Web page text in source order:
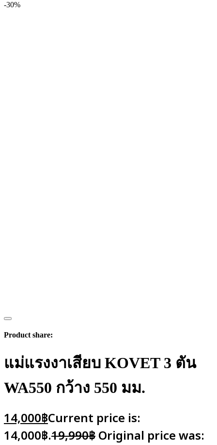
-30%
Product share:
แม่แรงงาเสียบ KOVET 3 ตัน
WA550 กว้าง 550 มม.
14,000฿Current price is:
14,000฿.19,990฿Original price was: